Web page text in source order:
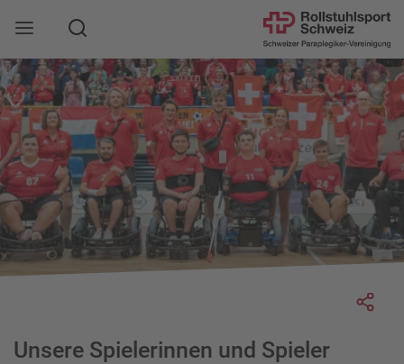
Mobile Navigation öffnen
Suche
Unsere Spielerinnen und Spieler